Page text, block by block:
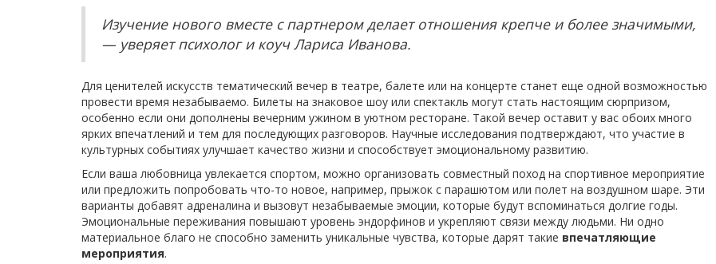
Изучение нового вместе с партнером делает отношения крепче и более значимыми,
— уверяет психолог и коуч Лариса Иванова.
Для ценителей искусств тематический вечер в театре, балете или на концерте станет еще одной возможностью
провести время незабываемо. Билеты на знаковое шоу или спектакль могут стать настоящим сюрпризом,
особенно если они дополнены вечерним ужином в уютном ресторане. Такой вечер оставит у вас обоих много
ярких впечатлений и тем для последующих разговоров. Научные исследования подтверждают, что участие в
культурных событиях улучшает качество жизни и способствует эмоциональному развитию.
Если ваша любовница увлекается спортом, можно организовать совместный поход на спортивное мероприятие
или предложить попробовать что-то новое, например, прыжок с парашютом или полет на воздушном шаре. Эти
варианты добавят адреналина и вызовут незабываемые эмоции, которые будут вспоминаться долгие годы.
Эмоциональные переживания повышают уровень эндорфинов и укрепляют связи между людьми. Ни одно
материальное благо не способно заменить уникальные чувства, которые дарят такие впечатляющие
мероприятия.